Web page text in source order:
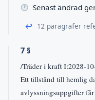
Senast ändrad
↩ 12 paragrafer
7 §
/Träder i kraft I:2028-
Ett tillstånd till hemlig
avlyssningsuppgifter